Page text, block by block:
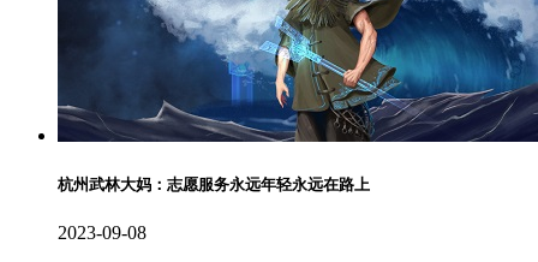
杭州武林大妈：志愿服务永远年轻永远在路上
2023-09-08